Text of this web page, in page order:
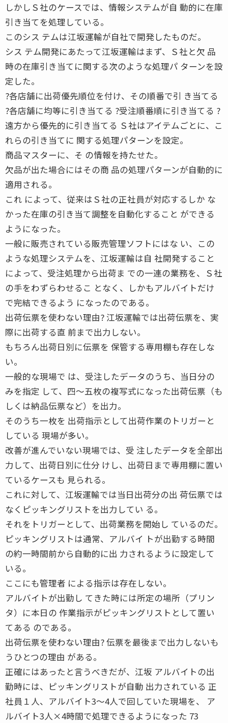
しかしＳ社のケースでは、情報システムが自 動的に在庫
引き当てを処理している。
このシス テムは江坂運輸が自社で開発したものだ。
シス テム開発にあたって江坂運輸はまず、Ｓ社と欠 品
時の在庫引き当てに関する次のような処理パ ターンを設
定した。
?各店舗に出荷優先順位を付け、その順番で引 き当てる
?各店舗に均等に引き当てる ?受注順番順に引き当てる ?
遠方から優先的に引き当てる Ｓ社はアイテムごとに、こ
れらの引き当てに 関する処理パターンを設定。
商品マスターに、そ の情報を持たせた。
欠品が出た場合にはその商 品の処理パターンが自動的に
適用される。
これ によって、従来はＳ社の正社員が対応するしか な
かった在庫の引き当て調整を自動化すること ができる
ようになった。
一般に販売されている販売管理ソフトにはな い、この
ような処理システムを、江坂運輸は自 社開発すること
によって、受注処理から出荷ま での一連の業務を、Ｓ社
の手をわずらわせるこ となく、しかもアルバイトだけ
で完結できるよう になったのである。
出荷伝票を使わない理由? 江坂運輸では出荷伝票を、実
際に出荷する直 前まで出力しない。
もちろん出荷日別に伝票を 保管する専用棚も存在しな
い。
一般的な現場で は、受注したデータのうち、当日分の
みを指定 して、四〜五枚の複写式になった出荷伝票（も
しくは納品伝票など）を出力。
そのうち一枚を 出荷指示として出荷作業のトリガーと
している 現場が多い。
改善が進んでいない現場では、受 注したデータを全部出
力して、出荷日別に仕分 けし、出荷日まで専用棚に置い
ているケースも 見られる。
これに対して、江坂運輸では当日出荷分の出 荷伝票では
なくピッキングリストを出力してい る。
それをトリガーとして、出荷業務を開始し ているのだ。
ピッキングリストは通常、アルバイ トが出勤する時間
の約一時間前から自動的に出 力されるように設定して
いる。
ここにも管理者 による指示は存在しない。
アルバイトが出勤し てきた時には所定の場所（プリン
タ）に本日の 作業指示がピッキングリストとして置い
てある のである。
出荷伝票を使わない理由? 伝票を最後まで出力しないも
うひとつの理由 がある。
正確にはあったと言うべきだが、江坂 アルバイトの出
勤時には、ピッキングリストが自動 出力されている 正
社員１人、アルバイト3〜4人で回していた現場を、 ア
ルバイト3人×4時間で処理できるようになった 73